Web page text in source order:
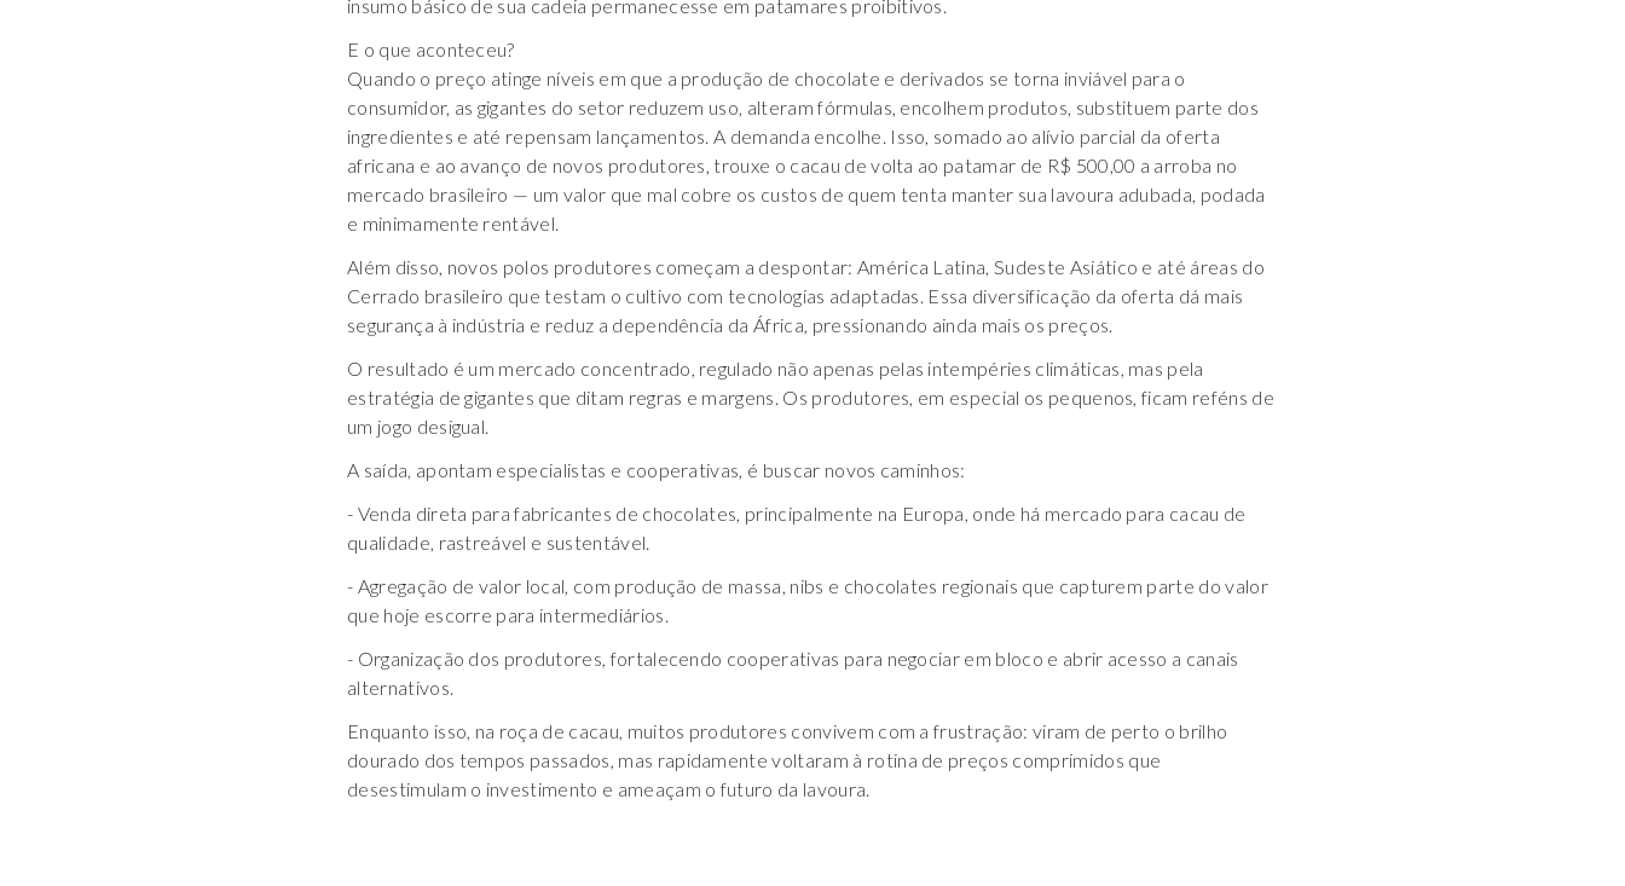
insumo básico de sua cadeia permanecesse em patamares proibitivos.
E o que aconteceu?
Quando o preço atinge níveis em que a produção de chocolate e derivados se torna inviável para o
consumidor, as gigantes do setor reduzem uso, alteram fórmulas, encolhem produtos, substituem parte dos
ingredientes e até repensam lançamentos. A demanda encolhe. Isso, somado ao alívio parcial da oferta
africana e ao avanço de novos produtores, trouxe o cacau de volta ao patamar de R$ 500,00 a arroba no
mercado brasileiro — um valor que mal cobre os custos de quem tenta manter sua lavoura adubada, podada
e minimamente rentável.
Além disso, novos polos produtores começam a despontar: América Latina, Sudeste Asiático e até áreas do
Cerrado brasileiro que testam o cultivo com tecnologias adaptadas. Essa diversificação da oferta dá mais
segurança à indústria e reduz a dependência da África, pressionando ainda mais os preços.
O resultado é um mercado concentrado, regulado não apenas pelas intempéries climáticas, mas pela
estratégia de gigantes que ditam regras e margens. Os produtores, em especial os pequenos, ficam reféns de
um jogo desigual.
A saída, apontam especialistas e cooperativas, é buscar novos caminhos:
- Venda direta para fabricantes de chocolates, principalmente na Europa, onde há mercado para cacau de
qualidade, rastreável e sustentável.
- Agregação de valor local, com produção de massa, nibs e chocolates regionais que capturem parte do valor
que hoje escorre para intermediários.
- Organização dos produtores, fortalecendo cooperativas para negociar em bloco e abrir acesso a canais
alternativos.
Enquanto isso, na roça de cacau, muitos produtores convivem com a frustração: viram de perto o brilho
dourado dos tempos passados, mas rapidamente voltaram à rotina de preços comprimidos que
desestimulam o investimento e ameaçam o futuro da lavoura.